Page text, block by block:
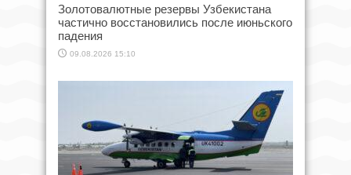
Золотовалютные резервы Узбекистана
частично восстановились после июньского
падения
09.08.2026 15:10